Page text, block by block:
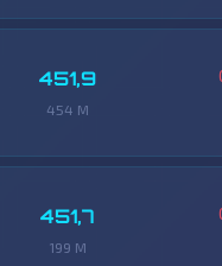
451,9
454 M
451,7
199 M